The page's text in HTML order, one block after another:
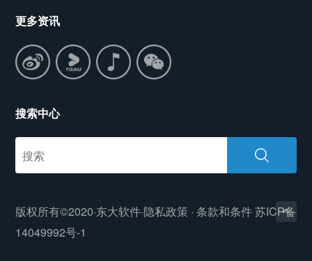
更多资讯
搜索中心
版权所有©2020·东大软件·隐私政策 ·条款和条件苏ICP备
14049992号-1